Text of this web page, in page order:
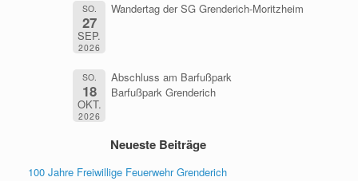
SO.
27
SEP.
2026
Wandertag der SG Grenderich-Moritzheim
SO.
18
OKT.
2026
Abschluss am Barfußpark
Barfußpark Grenderich
Neueste Beiträge
100 Jahre Freiwillige Feuerwehr Grenderich